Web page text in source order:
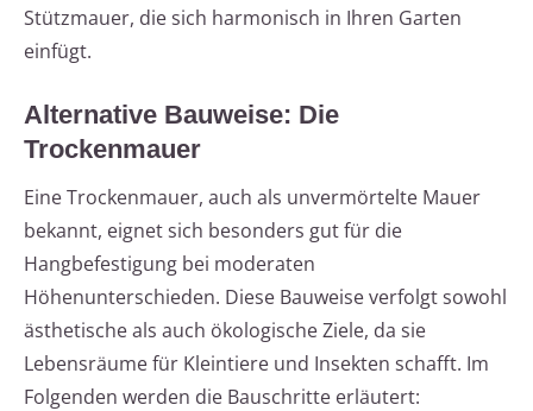
Stützmauer, die sich harmonisch in Ihren Garten
einfügt.
Alternative Bauweise: Die
Trockenmauer
Eine Trockenmauer, auch als unvermörtelte Mauer
bekannt, eignet sich besonders gut für die
Hangbefestigung bei moderaten
Höhenunterschieden. Diese Bauweise verfolgt sowohl
ästhetische als auch ökologische Ziele, da sie
Lebensräume für Kleintiere und Insekten schafft. Im
Folgenden werden die Bauschritte erläutert: